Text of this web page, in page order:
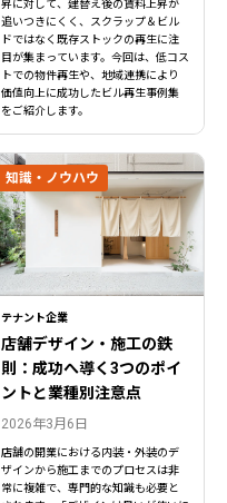
昇に対して、建替え後の賃料上昇が
追いつきにくく、スクラップ＆ビル
ドではなく既存ストックの再生に注
目が集まっています。今回は、低コス
トでの物件再生や、地域連携により
価値向上に成功したビル再生事例集
をご紹介します。
テナント企業
店舗デザイン・施工の鉄
則：成功へ導く3つのポイ
ントと業種別注意点
2026年3月6日
店舗の開業における内装・外装のデ
ザインから施工までのプロセスは非
常に複雑で、専門的な知識も必要と
知識・ノウハウ